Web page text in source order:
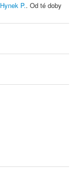
Hynek P.. Od té doby